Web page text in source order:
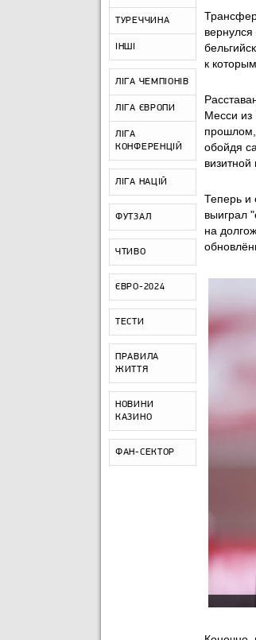
ТУРЕЧЧИНА
ІНШІ
ЛІГА ЧЕМПІОНІВ
ЛІГА ЄВРОПИ
ЛІГА
КОНФЕРЕНЦІЙ
ЛІГА НАЦІЙ
ФУТЗАЛ
ЧТИВО
ЄВРО-2024
ТЕСТИ
ПРАВИЛА
ЖИТТЯ
НОВИНИ
КАЗИНО
ФАН-СЕКТОР
к
Месси из
прошлом,
обойдя
Теперь и
выиграл
на